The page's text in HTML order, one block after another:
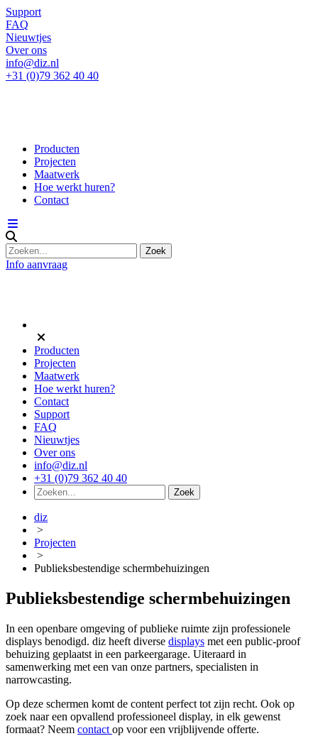
Support
FAQ
Nieuwtjes
Over ons
info@diz.nl
+31 (0)79 362 40 40
Producten
Projecten
Maatwerk
Hoe werkt huren?
Contact
Info aanvraag
Producten
Projecten
Maatwerk
Hoe werkt huren?
Contact
Support
FAQ
Nieuwtjes
Over ons
info@diz.nl
+31 (0)79 362 40 40
diz
>
Projecten
>
Publieksbestendige schermbehuizingen
Publieksbestendige schermbehuizingen
In een openbare omgeving of publieke ruimte zijn professionele
displays benodigd. diz heeft diverse displays met een public-proof
behuizing geplaatst in een parkeergarage. Uiteraard in
samenwerking met een van onze partners, specialisten in
narrowcasting.
Op deze schermen komt de content perfect tot zijn recht. Ook op
zoek naar een opvallend professioneel display, in elk gewenst
formaat? Neem contact op voor een vrijblijvende offerte.